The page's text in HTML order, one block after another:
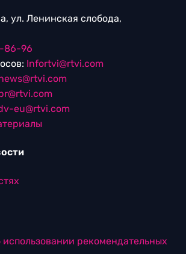
ул. Ленинская слобода,
86-96
Infortvi@rtvi.com
eu@rtvi.com
рекомендательных